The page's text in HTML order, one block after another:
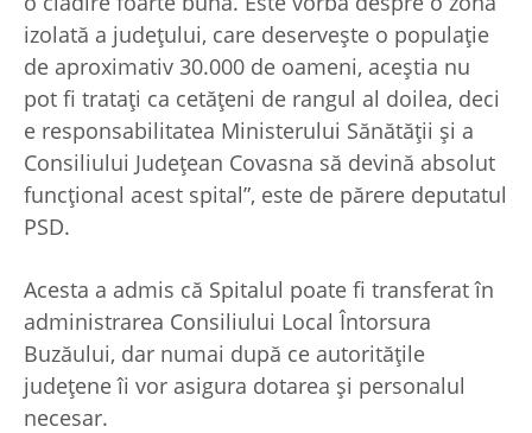
izolată a județului, care deservește o populație
de aproximativ 30.000 de oameni, aceștia nu
pot fi tratați ca cetățeni de rangul al doilea, deci
e responsabilitatea Ministerului Sănătății și a
Consiliului Județean Covasna să devină absolut
funcțional acest spital”, este de părere deputatul
PSD.
Acesta a admis că Spitalul poate fi transferat în
administrarea Consiliului Local Întorsura
Buzăului, dar numai după ce autoritățile
județene îi vor asigura dotarea și personalul
necesar.